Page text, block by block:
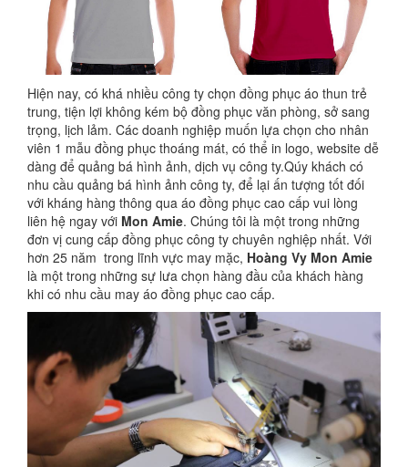
Hiện nay, có khá nhiều công ty chọn đồng phục áo thun trẻ
trung, tiện lợi không kém bộ đồng phục văn phòng, sở sang
trọng, lịch lảm. Các doanh nghiệp muốn lựa chọn cho nhân
viên 1 mẫu đồng phục thoáng mát, có thể in logo, website dễ
dàng để quảng bá hình ảnh, dịch vụ công ty.Qúy khách có
nhu cầu quảng bá hình ảnh công ty, để lại ấn tượng tốt đối
với kháng hàng thông qua áo đồng phục cao cấp vui lòng
liên hệ ngay với Mon Amie. Chúng tôi là một trong những
đơn vị cung cấp đồng phục công ty chuyên nghiệp nhất. Với
hơn 25 năm trong lĩnh vực may mặc, Hoàng Vy Mon Amie
là một trong những sự lưa chọn hàng đầu của khách hàng
khi có nhu cầu may áo đồng phục cao cấp.